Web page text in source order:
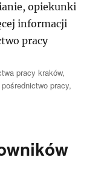
opiekunki
informacji
pracy
pracy kraków,
pośrednictwo pracy,